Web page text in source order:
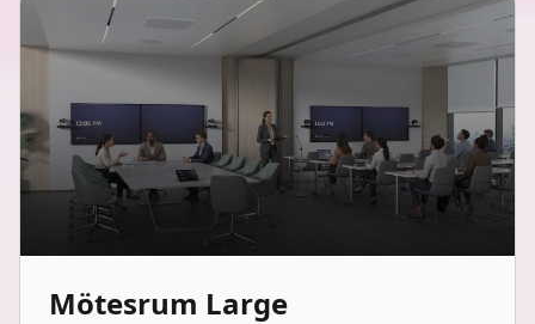
Mötesrum Large